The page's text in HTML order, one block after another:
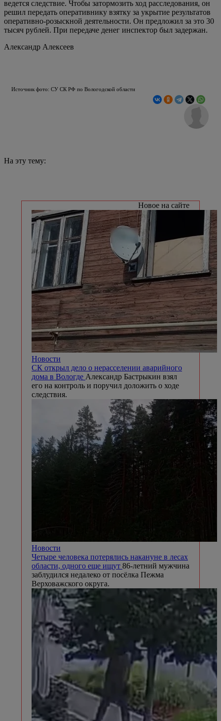
ведется следствие. Чтобы затормозить ход расследования, он
решил передать оперативнику взятку за укрытие результатов
оперативно-розыскной деятельности. Он предложил за это 30
тысяч рублей. При передаче денег инспектор был задержан.
Александр Алексеев
Источник фото: СУ СК РФ по Вологодской области
На эту тему:
Новое на сайте
Новости
СК открыл дело о нерасселении аварийного
дома в Вологде Александр Бастрыкин взял
его на контроль и поручил доложить о ходе
следствия.
Новости
Четыре человека потерялись накануне в лесах
области, одного еще ищут 86-летний мужчина
заблудился недалеко от посёлка Пежма
Верховажского округа.